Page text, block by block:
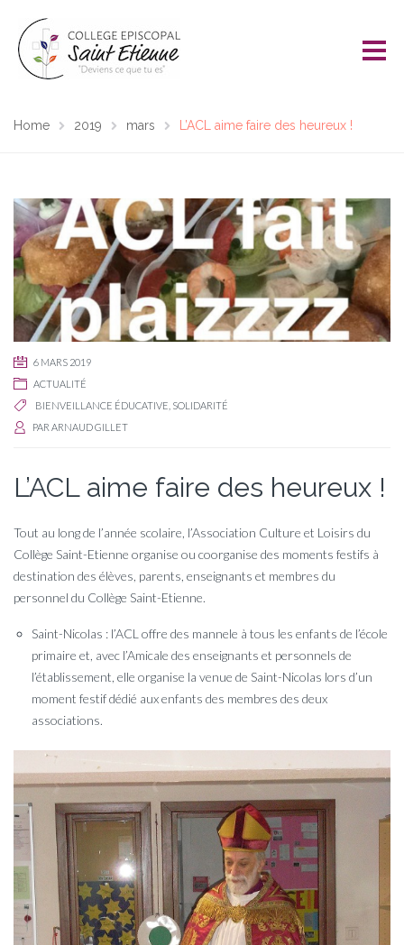
Home 2019 mars L’ACL aime faire des heureux !
6 MARS 2019
ACTUALITÉ
BIENVEILLANCE ÉDUCATIVE SOLIDARITÉ
PAR ARNAUD GILLET
L’ACL aime faire des heureux !
Tout au long de l’année scolaire, l’Association Culture et Loisirs du
Collège Saint-Etienne organise ou coorganise des moments festifs à
destination des élèves, parents, enseignants et membres du
personnel du Collège Saint-Etienne.
Saint-Nicolas : l’ACL offre des mannele à tous les enfants de l’école
primaire et, avec l’Amicale des enseignants et personnels de
l’établissement, elle organise la venue de Saint-Nicolas lors d’un
moment festif dédié aux enfants des membres des deux
associations.